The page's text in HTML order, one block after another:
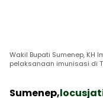
Wakil Bupati Sumenep,
pelaksanaan imunisasi di
Sumenep,